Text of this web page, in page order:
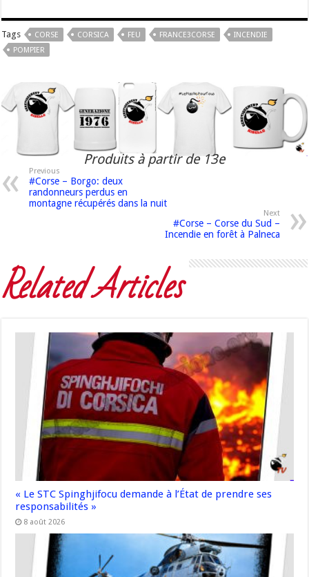
Tags CORSE CORSICA FEU FRANCE3CORSE
INCENDIE
POMPIER
Produits à partir de 13e
Previous
#Corse – Borgo: deux
randonneurs perdus en
montagne récupérés dans la nuit
Next
#Corse – Corse du Sud –
Incendie en forêt à Palneca
Related Articles
« Le STC Spinghjifocu demande à l’État de prendre ses
responsabilités »
8 août 2026